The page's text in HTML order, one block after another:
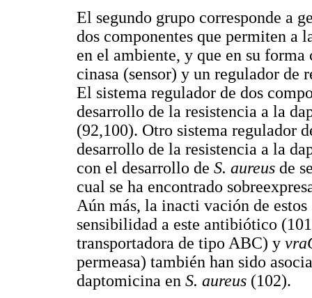
El segundo grupo corresponde a
dos componentes que permiten a
en el ambiente, y que en su
cinasa (sensor) y un regulador de
El sistema regulador de dos
desarrollo de la resistencia a la
(92,100). Otro sistema regulador
desarrollo de la resistencia a la
con el desarrollo de S. aureus de
cual se ha encontrado
Aún más, la inacti vación de
sensibilidad a este antibiótico
transportadora de tipo ABC) y
permeasa) también han sido
daptomicina en S. aureus (102).